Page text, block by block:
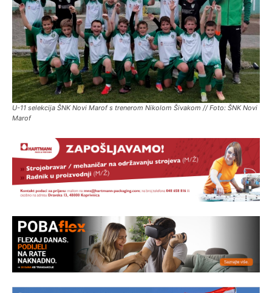
U-11 selekcija ŠNK Novi Marof s trenerom Nikolom Šivakom // Foto: ŠNK Novi
Marof